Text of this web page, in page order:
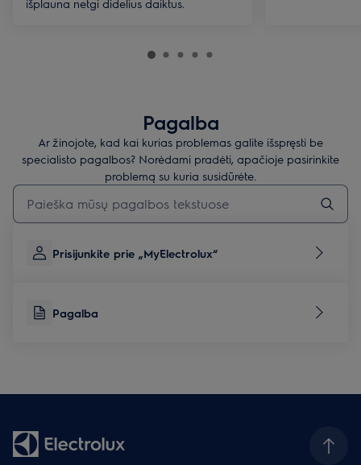
išplauna netgi didelius daiktus.
Pagalba
Ar žinojote, kad kai kurias problemas galite išspręsti be
specialisto pagalbos? Norėdami pradėti, apačioje pasirinkite
problemą su kuria susidūrėte.
Įveskite tekstą, jei norite ieškoti pagalbinių straipsnių
Prisijunkite prie „MyElectrolux“
Pagalba